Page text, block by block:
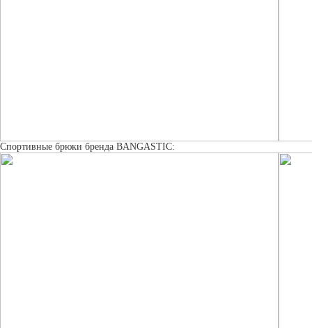
Спортивные брюки бренда BANGASTIC: